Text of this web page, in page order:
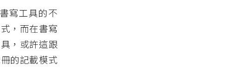
寫工具的不
，而在書寫
，或許這跟
的記載模式